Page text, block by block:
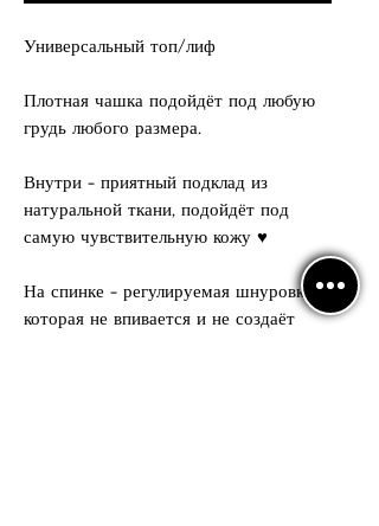
Универсальный топ/лиф
Плотная чашка подойдёт под любую
грудь любого размера.
Внутри - приятный подклад из
натуральной ткани, подойдёт под
самую чувствительную кожу ♥️
На спинке - регулируемая шнуровка,
которая не впивается и не создаёт